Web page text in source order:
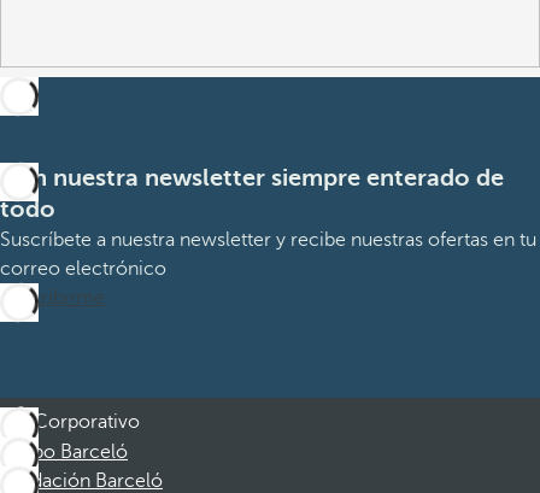
Con nuestra newsletter siempre enterado de
todo
Suscríbete a nuestra newsletter y recibe nuestras ofertas en tu
correo electrónico
Suscribirme
Corporativo
Grupo Barceló
Fundación Barceló